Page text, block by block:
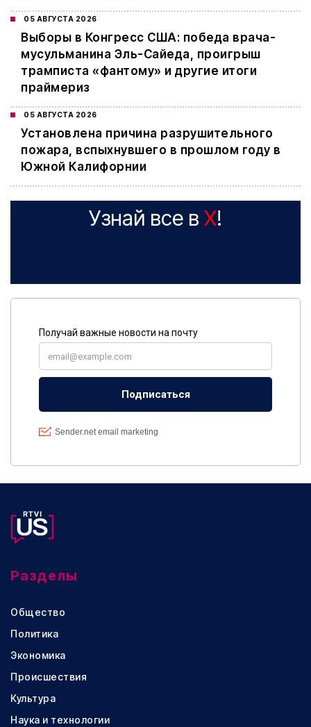
05 АВГУСТА 2026
Выборы в Конгресс США: победа врача-
мусульманина Эль-Сайеда, проигрыш
трамписта «фантому» и другие итоги
праймериз
05 АВГУСТА 2026
Установлена причина разрушительного
пожара, вспыхнувшего в прошлом году в
Южной Калифорнии
Узнай все в X!
Разделы
Общество
Политика
Экономика
Происшествия
Культура
Наука и технологии